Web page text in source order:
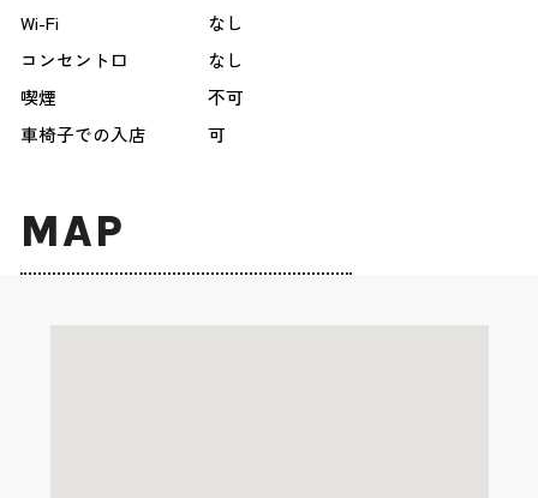
Wi-Fi
なし
コンセント口
なし
喫煙
不可
車椅子での入店
可
MAP